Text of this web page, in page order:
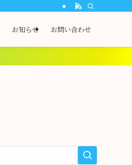
お知らせ お問い合わせ